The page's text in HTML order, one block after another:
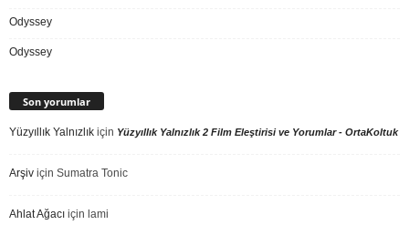
Odyssey
Odyssey
Son yorumlar
Yüzyıllık Yalnızlık için Yüzyıllık Yalnızlık 2 Film Eleştirisi ve Yorumlar - OrtaKoltuk
Arşiv için Sumatra Tonic
Ahlat Ağacı için lami